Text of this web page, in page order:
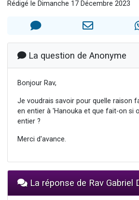
30 personnes viennent de faire un
12 nouvelles musiques
Rédigé le Dimanche 17 Décembre 2023
La question de Anonyme
Bonjour Rav,
Je voudrais savoir pour quelle raison
en entier à 'Hanouka et que fait-on si
entier ?
Merci d'avance.
La réponse de Rav Gabriel